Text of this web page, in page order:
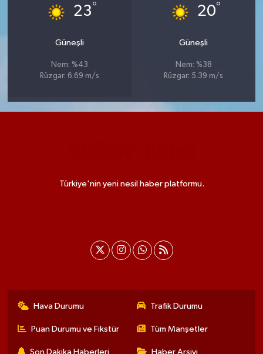
23°
Güneşli
Nem: %43
Rüzgar: 6.69 m/s
20°
Güneşli
Nem: %38
Rüzgar: 5.39 m/s
Türkiye'nin yeni nesil haber platformu.
Hava Durumu Trafik Durumu
Puan Durumu ve Fikstür Tüm Manşetler
Son Dakika Haberleri Haber Arşivi